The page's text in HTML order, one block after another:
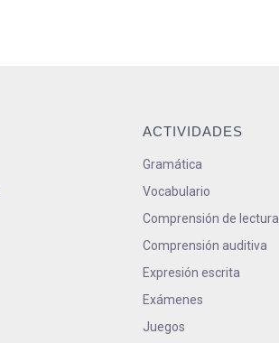
ACTIVIDADES
Gramática
Vocabulario
Comprensión de lectura
Comprensión auditiva
Expresión escrita
Exámenes
Juegos